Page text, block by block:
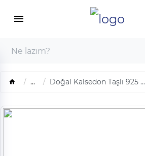
... Doğal Kalsedon Taşlı 925 ...